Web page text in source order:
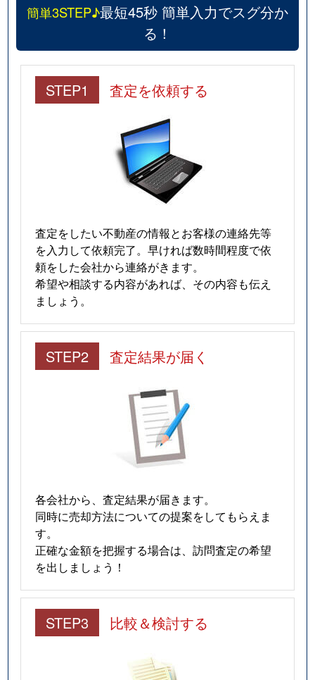
簡単3STEP♪最短45秒 簡単入力でスグ分か
る！
STEP1 査定を依頼する
査定をしたい不動産の情報とお客様の連絡先等
を入力して依頼完了。早ければ数時間程度で依
頼をした会社から連絡がきます。
希望や相談する内容があれば、その内容も伝え
ましょう。
STEP2 査定結果が届く
各会社から、査定結果が届きます。
同時に売却方法についての提案をしてもらえま
す。
正確な金額を把握する場合は、訪問査定の希望
を出しましょう！
STEP3 比較＆検討する